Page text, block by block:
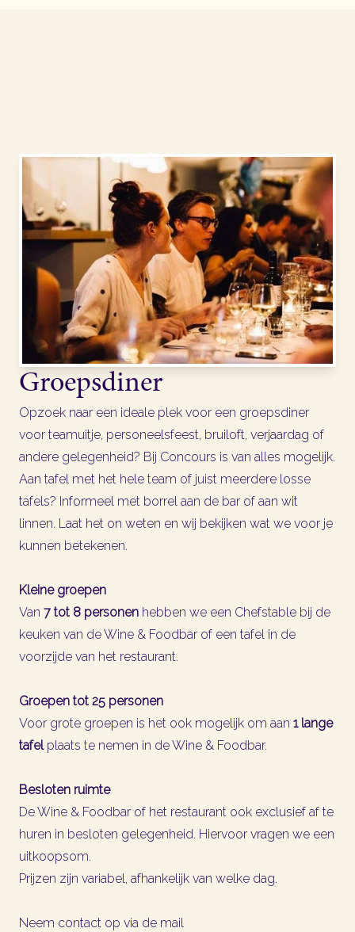
Groepsdiner
Opzoek naar een ideale plek voor een groepsdiner
voor teamuitje, personeelsfeest, bruiloft, verjaardag of
andere gelegenheid? Bij Concours is van alles mogelijk.
Aan tafel met het hele team of juist meerdere losse
tafels? Informeel met borrel aan de bar of aan wit
linnen. Laat het on weten en wij bekijken wat we voor je
kunnen betekenen.
Kleine groepen
Van 7 tot 8 personen hebben we een Chefstable bij de
keuken van de Wine & Foodbar of een tafel in de
voorzijde van het restaurant.
Groepen tot 25 personen
Voor grote groepen is het ook mogelijk om aan 1 lange
tafelplaats te nemen in de Wine & Foodbar.
Besloten ruimte
De Wine & Foodbar of het restaurant ook exclusief af te
huren in besloten gelegenheid. Hiervoor vragen we een
uitkoopsom.
Prijzen zijn variabel, afhankelijk van welke dag.
Neem contact op via de mail